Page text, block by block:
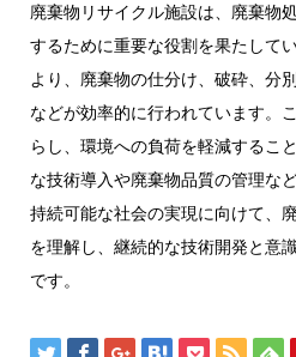
廃棄物リサイクル施設は、廃棄物
するために重要な役割を果たして
より、廃棄物の仕分け、破砕、分
などが効率的に行われています。
らし、環境への負荷を軽減するこ
な技術導入や廃棄物品質の管理な
持続可能な社会の実現に向けて、
を理解し、継続的な技術開発と意
です。